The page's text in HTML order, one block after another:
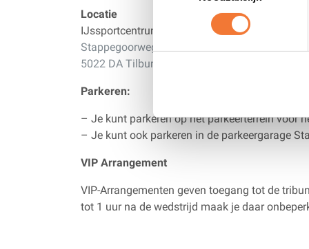
Ticketpoint
is het officiële verkooppunt van
Locatie
IJssportcentrum Tilburg
Stappegoorweg 3
5022 DA Tilburg NL
Parkeren:
– Je kunt parkeren op het parkeerterrein voor
– Je kunt ook parkeren in de parkeergarage
VIP Arrangement
VIP-Arrangementen geven toegang tot de
tot 1 uur na de wedstrijd maak je daar